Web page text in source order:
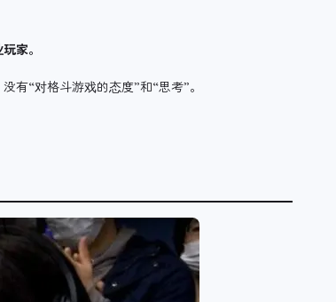
家。
有“对格斗游戏的态度”和“思考”。